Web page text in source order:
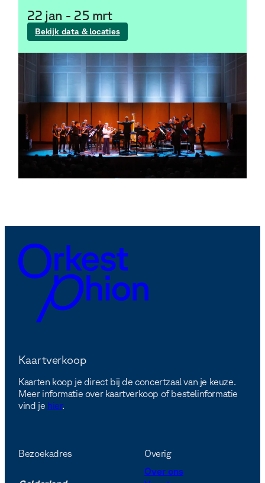
Bekijk data & locaties
22 jan - 25 mrt
Kaartverkoop
Kaarten koop je direct bij de concertzaal van je keuze.
Meer informatie over kaartverkoop of bestelinformatie
vind je hier.
Bezoekadres
Overig
Over ons